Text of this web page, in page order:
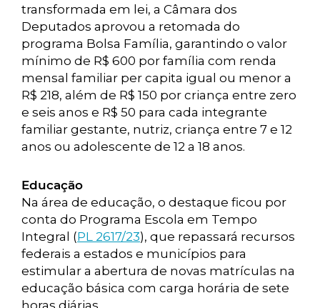
transformada em lei, a Câmara dos
Deputados aprovou a retomada do
programa Bolsa Família, garantindo o valor
mínimo de R$ 600 por família com renda
mensal familiar per capita igual ou menor a
R$ 218, além de R$ 150 por criança entre zero
e seis anos e R$ 50 para cada integrante
familiar gestante, nutriz, criança entre 7 e 12
anos ou adolescente de 12 a 18 anos.
Educação
Na área de educação, o destaque ficou por
conta do Programa Escola em Tempo
Integral (PL 2617/23), que repassará recursos
federais a estados e municípios para
estimular a abertura de novas matrículas na
educação básica com carga horária de sete
horas diárias.